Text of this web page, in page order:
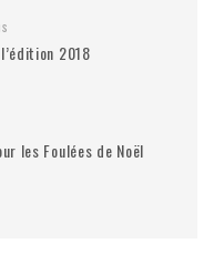
2018
les Foulées de Noël